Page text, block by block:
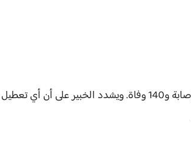
حسب بيانات الحكومة الكونغولية، سجل التفشي حتى الآن حوالي 700 إصابة و140 وفاة. ويشدد الخبير على أن أي تعطيل